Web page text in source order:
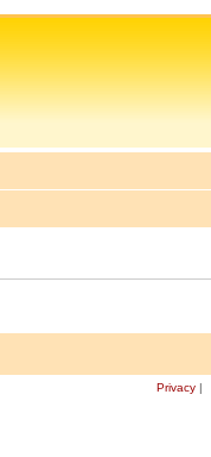
Privacy |